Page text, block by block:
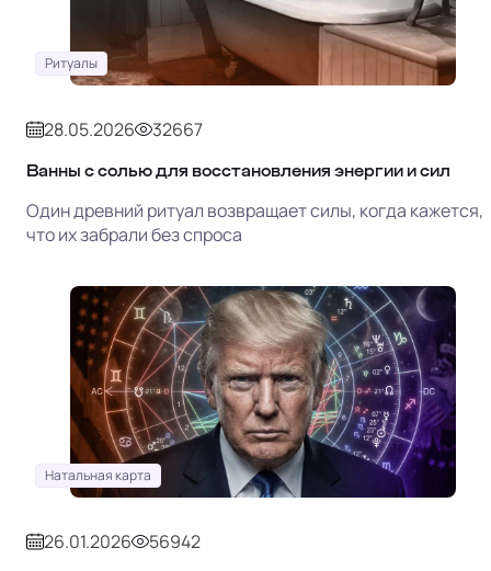
Ритуалы
28.05.2026 32667
Ванны с солью для восстановления энергии и сил
Один древний ритуал возвращает силы, когда кажется,
что их забрали без спроса
Натальная карта
26.01.2026 56942